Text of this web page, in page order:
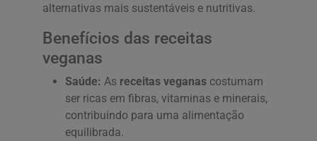
alternativas mais sustentáveis e nutritivas.
Benefícios das receitas
veganas
Saúde: As receitas veganas costumam
ser ricas em fibras, vitaminas e minerais,
contribuindo para uma alimentação
equilibrada.